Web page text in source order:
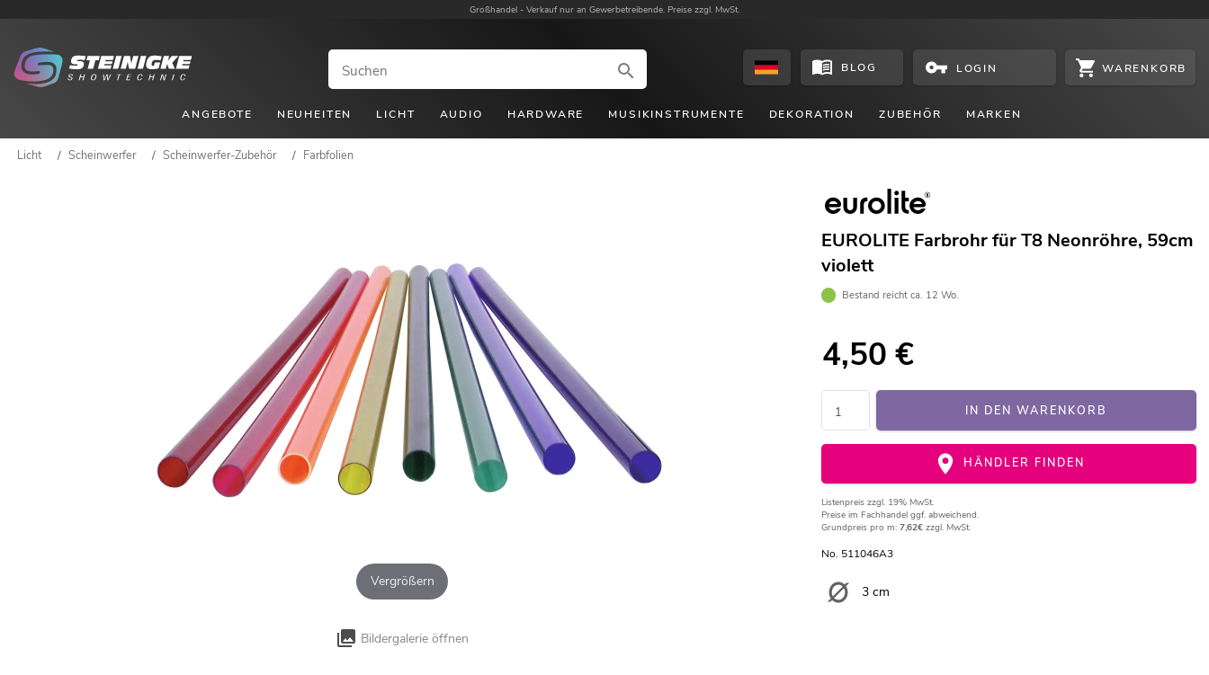
Großhandel - Verkauf nur an Gewerbetreibende. Preise zzgl. MwSt.
BLOG LOGIN WARENKORB
ANGEBOTE NEUHEITEN LICHT AUDIO HARDWARE MUSIKINSTRUMENTE DEKORATION ZUBEHÖR MARKEN
Licht / Scheinwerfer / Scheinwerfer-Zubehör / Farbfolien
Vergrößern
Bildergalerie öffnen
EUROLITE Farbrohr für T8 Neonröhre, 59cm
violett
Bestand reicht ca. 12 Wo.
4,50 €
IN DEN WARENKORB
HÄNDLER FINDEN
Listenpreis zzgl. 19% MwSt.
Preise im Fachhandel ggf. abweichend.
Grundpreis pro m: 7,62€zzgl. MwSt.
No. 511046A3
3 cm